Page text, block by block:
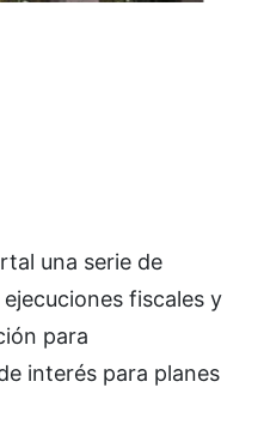
una serie de
fiscales y
para
interés para planes